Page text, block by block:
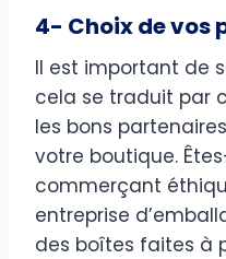
4- Choix de vos
Il est important de
cela se traduit par
les bons
votre boutique.
commerçant
entreprise
des boîtes faites à